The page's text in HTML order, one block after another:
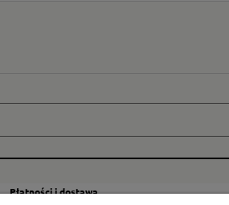
Płatności i dostawa